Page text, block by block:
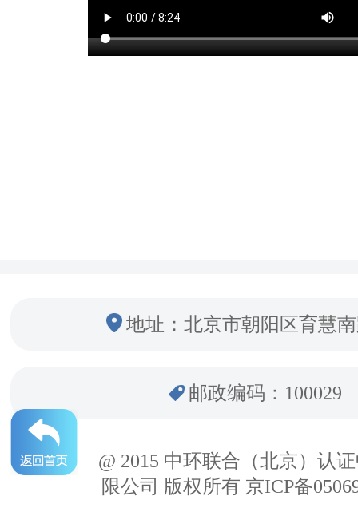
地址：北京市朝阳区育慧
邮政编码：100029
@ 2015 中环联合（北京）认
限公司 版权所有 京ICP备